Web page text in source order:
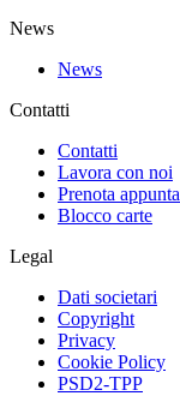
News
News
Contatti
Contatti
Lavora con noi
Prenota
Blocco carte
Legal
Dati societari
Copyright
Privacy
Cookie Policy
PSD2-TPP